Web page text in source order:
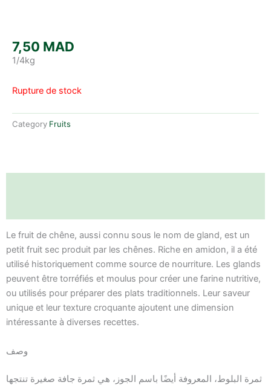
7,50 MAD
1/4kg
Rupture de stock
Category Fruits
Le fruit de chêne, aussi connu sous le nom de gland, est un
petit fruit sec produit par les chênes. Riche en amidon, il a été
utilisé historiquement comme source de nourriture. Les glands
peuvent être torréfiés et moulus pour créer une farine nutritive,
ou utilisés pour préparer des plats traditionnels. Leur saveur
unique et leur texture croquante ajoutent une dimension
intéressante à diverses recettes.
وصف
ثمرة البلوط، المعروفة أيضًا باسم الجوز، هي ثمرة جافة صغيرة تنتجها